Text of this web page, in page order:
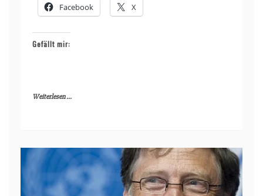
Facebook X
Gefällt mir:
Weiterlesen ...